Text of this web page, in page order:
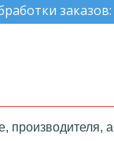
заказов: